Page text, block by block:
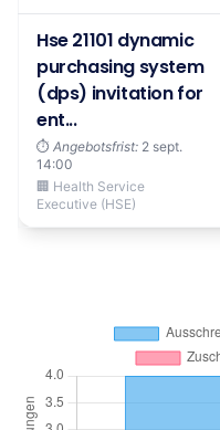
Hse 21101 dynamic
purchasing system
(dps) invitation for
ent...
⏱️ Angebotsfrist: 2 sept.
14:00
🏢 Health Service
Executive (HSE)